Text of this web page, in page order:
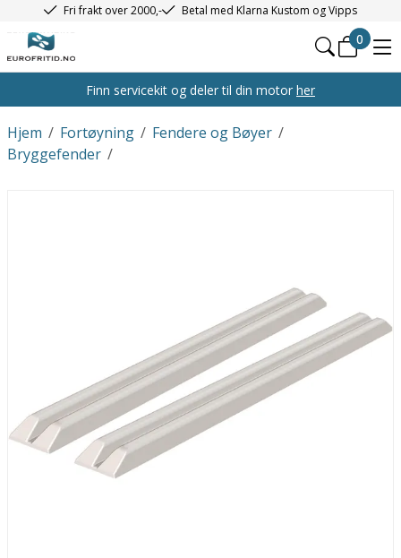
Fri frakt over 2000,- Betal med Klarna Kustom og Vipps
0
Finn servicekit og deler til din motor her
/
Hjem /
Fortøyning /
Fendere og Bøyer
/
Bryggefender